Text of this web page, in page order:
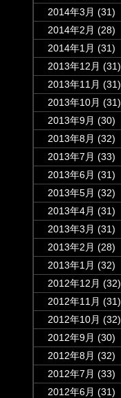
2014年3月 (31)
2014年2月 (28)
2014年1月 (31)
2013年12月 (31)
2013年11月 (31)
2013年10月 (31)
2013年9月 (30)
2013年8月 (32)
2013年7月 (33)
2013年6月 (31)
2013年5月 (32)
2013年4月 (31)
2013年3月 (31)
2013年2月 (28)
2013年1月 (32)
2012年12月 (32)
2012年11月 (31)
2012年10月 (32)
2012年9月 (30)
2012年8月 (32)
2012年7月 (33)
2012年6月 (31)